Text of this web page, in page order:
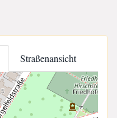
Straßenansicht